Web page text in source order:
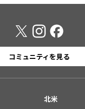
コミュニティを見る
北米